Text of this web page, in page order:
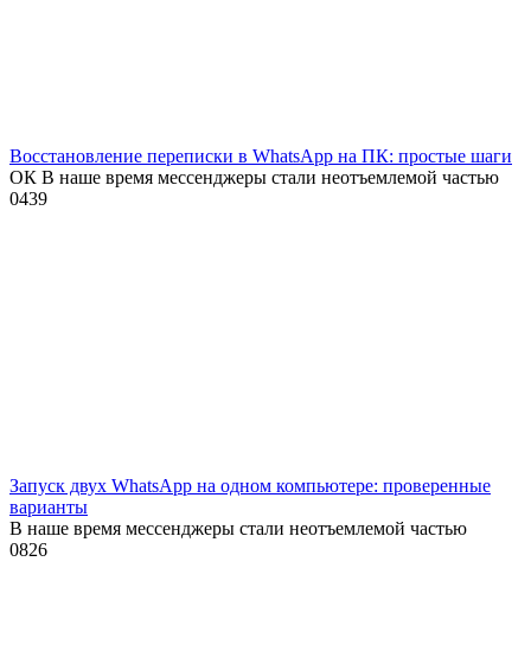
Восстановление переписки в WhatsApp на ПК: простые шаги
ОК В наше время мессенджеры стали неотъемлемой частью
0439
Запуск двух WhatsApp на одном компьютере: проверенные
варианты
В наше время мессенджеры стали неотъемлемой частью
0826